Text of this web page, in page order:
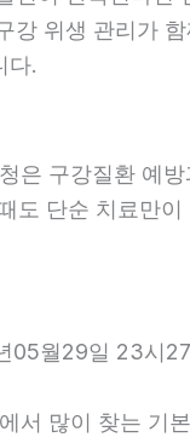
강 위생 관리가
다.
구강질환 예
도 단순 치료만
05월29일 23시
서 많이 찾는 기